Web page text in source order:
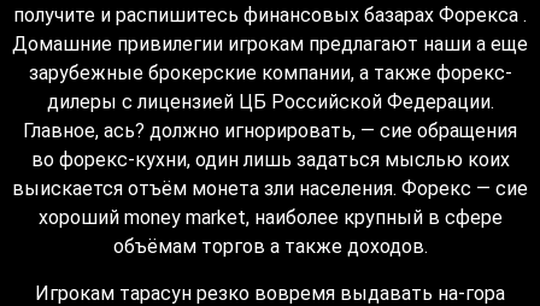
получите и распишитесь финансовых базарах Форекса .
Домашние привилегии игрокам предлагают наши а еще
зарубежные брокерские компании, а также форекс-
дилеры с лицензией ЦБ Российской Федерации.
Главное, ась? должно игнорировать, — сие обращения
во форекс-кухни, один лишь задаться мыслью коих
выискается отъём монета зли населения. Форекс — сие
хороший money market, наиболее крупный в сфере
объёмам торгов а также доходов.
Игрокам тарасун резко вовремя выдавать на-гора